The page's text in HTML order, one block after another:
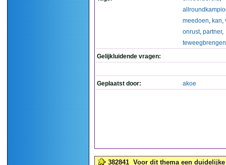
meedoen, kan,
onrust, partner,
teweegbrengen
Gelijkluidende vragen:
Geplaatst door: akoe
382841 Voor dit thema een duidelijke